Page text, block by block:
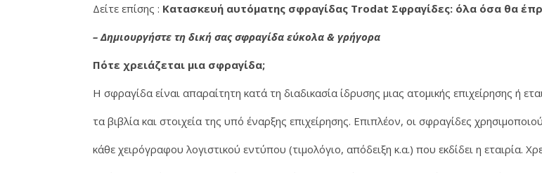
Δείτε επίσης : Κατασκευή αυτόματης σφραγίδας Trodat Σφραγίδες: όλα όσα θα
– Δημιουργήστε τη δική σας σφραγίδα εύκολα & γρήγορα
Πότε χρειάζεται μια σφραγίδα;
H σφραγίδα είναι απαραίτητη κατά τη διαδικασία ίδρυσης μιας ατομικής επιχείρησης ή
τα βιβλία και στοιχεία της υπό έναρξης επιχείρησης. Επιπλέον, οι σφραγίδες
κάθε χειρόγραφου λογιστικού εντύπου (τιμολόγιο, απόδειξη κ.α.) που εκδίδει η εταιρία.